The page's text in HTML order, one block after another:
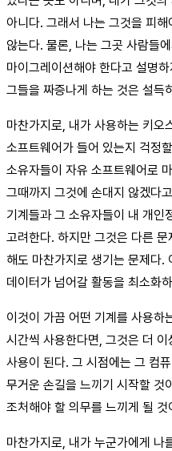
아니다. 그래서 나는 그것을 피
않는다. 물론, 나는 그곳 사람들
마이그레이션해야 한다고 설명
그들을 짜증나게 하는 것은 설득
마찬가지로, 내가 사용하는 키
소프트웨어가 들어 있는지 걱정
소유자들이 자유 소프트웨어로
그때까지 그것에 손대지 않겠다
기계들과 그 소유자들이 내 개인
고려한다. 하지만 그것은 다른
해도 마찬가지로 생기는 문제다.
데이터가 넘어갈 활동을 최소화
이것이 가끔 어떤 기계를 사용하
시간씩 사용한다면, 그것은 더
사용이 된다. 그 시점에는 그 컴
무거운 손길을 느끼기 시작할 것
조처해야 할 의무를 느끼게 될 것
마찬가지로, 내가 누군가에게 나